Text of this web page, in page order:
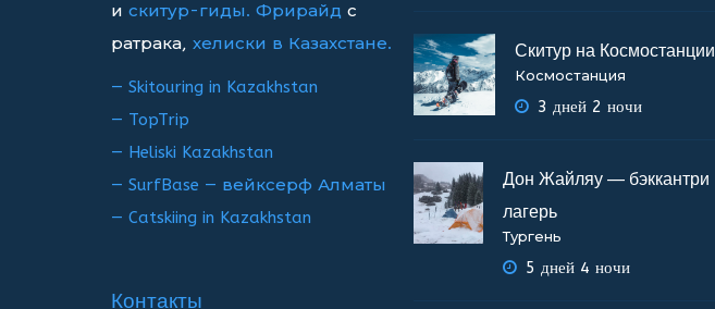
и скитур-гиды. Фрирайд с
ратрака, хелиски в Казахстане.
— Skitouring in Kazakhstan
— TopTrip
— Heliski Kazakhstan
— SurfBase — вейксерф Алматы
— Catskiing in Kazakhstan
Контакты
Скитур на Космостанции
Космостанция
3 дней 2 ночи
Дон Жайляу — бэккантри
лагерь
Тургень
5 дней 4 ночи